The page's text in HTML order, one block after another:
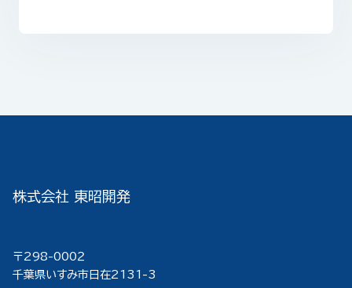
株式会社 東昭開発
〒298-000２
千葉県いすみ市日在2131-3